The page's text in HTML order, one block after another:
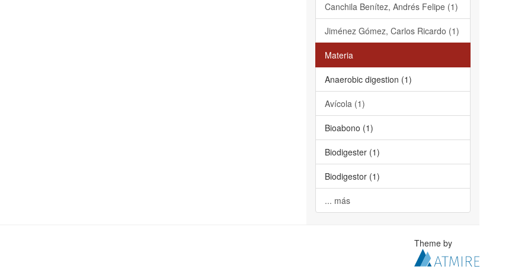
Canchila Benítez, Andrés Felipe (1)
Jiménez Gómez, Carlos Ricardo (1)
Materia
Anaerobic digestion (1)
Avícola (1)
Bioabono (1)
Biodigester (1)
Biodigestor (1)
... más
Theme by